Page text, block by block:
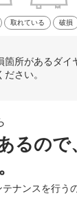
取れている 破損
所があるダイ
さい。
るので
ナンスを行う